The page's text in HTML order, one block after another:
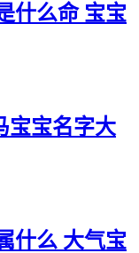
什么命 宝宝
宝宝名字大
什么 大气宝